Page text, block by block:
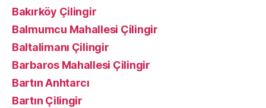
Bakırköy Çilingir
Balmumcu Mahallesi Çilingir
Baltalimanı Çilingir
Barbaros Mahallesi Çilingir
Bartın Anhtarcı
Bartın Çilingir